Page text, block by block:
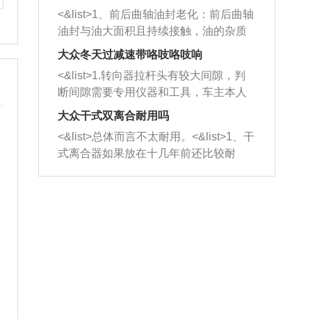
西取出来。但如果是因为积碳过多引起
的堵塞，就需要将三元催化器泡在草酸
洗剂对堵塞的情况得到解决，将清洗剂
放在燃油箱中，与燃油混合后，车辆启
动时，就可以和汽油一起进入到燃烧
室，最后形成废气排出，就可以让三元
催化器得到清洗，排气管堵塞的情况就
能够得到解决。
一圈半的练习，往右同样也要打相同的
圈数。 <&list>3、最后强调要反复练
习，这样就可以形成肌肉记忆，在真实
驾驶车辆时，不需要记忆也能打好方
向。
<&list>1、前后曲轴油封老化：前后曲轴
油封与油大面积且持续接触，油的杂质
和发动机内持续温度变化使其密封效果
逐渐减弱，导致渗油或漏油。<&list>2、
活塞间隙过大：积碳会使活塞环与缸体
的间隙扩大，导致机油流入燃烧室中，
造成烧机油。<&list>3、机油粘度。使用
机油粘度过小的话，同样会有烧机油现
象，机油粘度过小具有很好的流动性，
大众冬天过减速带咯吱咯吱响
<&list>1.转向器拉杆头有较大间隙，判
断间隙需要专用仪器和工具，车主本人
无法制作，需要将车辆送到修理厂或4s
店；<&list>2.车辆半轴套管防尘罩破
裂，破裂后会出现漏油现象，使半轴磨
损严重，磨损的半轴容易损坏，产生异
响；<&list>3.稳定器的转向胶套和球头
大众干式双离合耐用吗
<&list>总体而言不太耐用。<&list>1、干
式离合器如果放在十几年前还比较耐